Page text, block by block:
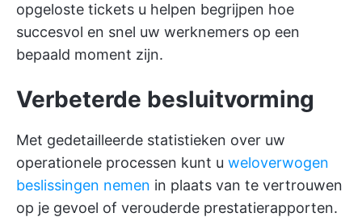
opgeloste tickets u helpen begrijpen hoe
succesvol en snel uw werknemers op een
bepaald moment zijn.
Verbeterde besluitvorming
Met gedetailleerde statistieken over uw
operationele processen kunt u weloverwogen
beslissingen nemen in plaats van te vertrouwen
op je gevoel of verouderde prestatierapporten.